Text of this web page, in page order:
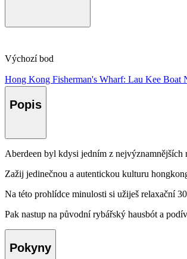
Výchozí bod
Hong Kong Fisherman's Wharf: Lau Kee
Popis
Aberdeen byl kdysi jedním z nejvýznamnějších
Zažij jedinečnou a autentickou kulturu
Na této prohlídce minulosti si užiješ relaxační
Pak nastup na původní rybářský hausbót a
Pokyny